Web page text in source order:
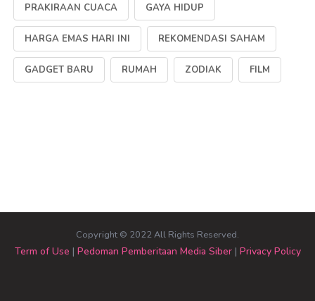
PRAKIRAAN CUACA GAYA HIDUP
HARGA EMAS HARI INI REKOMENDASI SAHAM
GADGET BARU RUMAH ZODIAK FILM
Copyright © 2022 All Rights Reserved.
Term of Use | Pedoman Pemberitaan Media Siber| Privacy Policy